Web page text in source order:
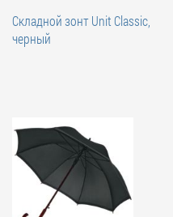
Складной зонт Unit Classic,
черный